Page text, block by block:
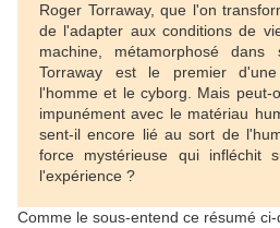
Roger Torraway, que l'on
de l'adapter aux conditions de
machine, métamorphosé dans
Torraway est le premier
l'homme et le cyborg. Mais peut-
impunément avec le matériau
sent-il encore lié au sort de
force mystérieuse qui infléchit
l'expérience ?
Comme le sous-entend ce résumé